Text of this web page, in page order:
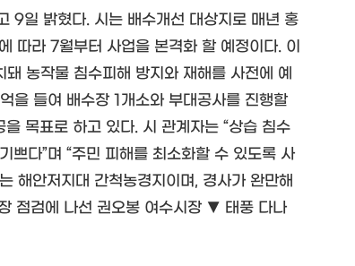
9일 밝혔다. 시는 배수개선 대상지로 매년 홍
따라 7월부터 사업을 본격화 할 예정이다. 이
농작물 침수피해 방지와 재해를 사전에 예
을 들여 배수장 1개소와 부대공사를 진행할
목표로 하고 있다. 시 관계자는 “상습 침수
쁘다”며 “주민 피해를 최소화할 수 있도록 사
해안저지대 간척농경지이며, 경사가 완만해
점검에 나선 권오봉 여수시장 ▼ 태풍 다나